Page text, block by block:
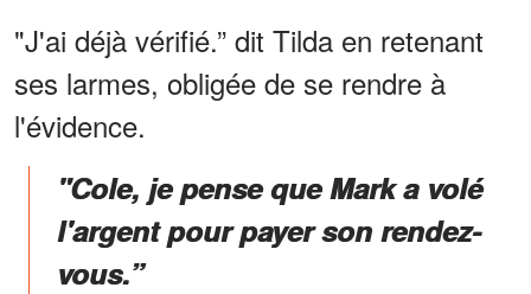
"J'ai déjà vérifié.” dit Tilda en retenant
ses larmes, obligée de se rendre à
l'évidence.
"Cole, je pense que Mark a volé
l'argent pour payer son rendez-
vous.”